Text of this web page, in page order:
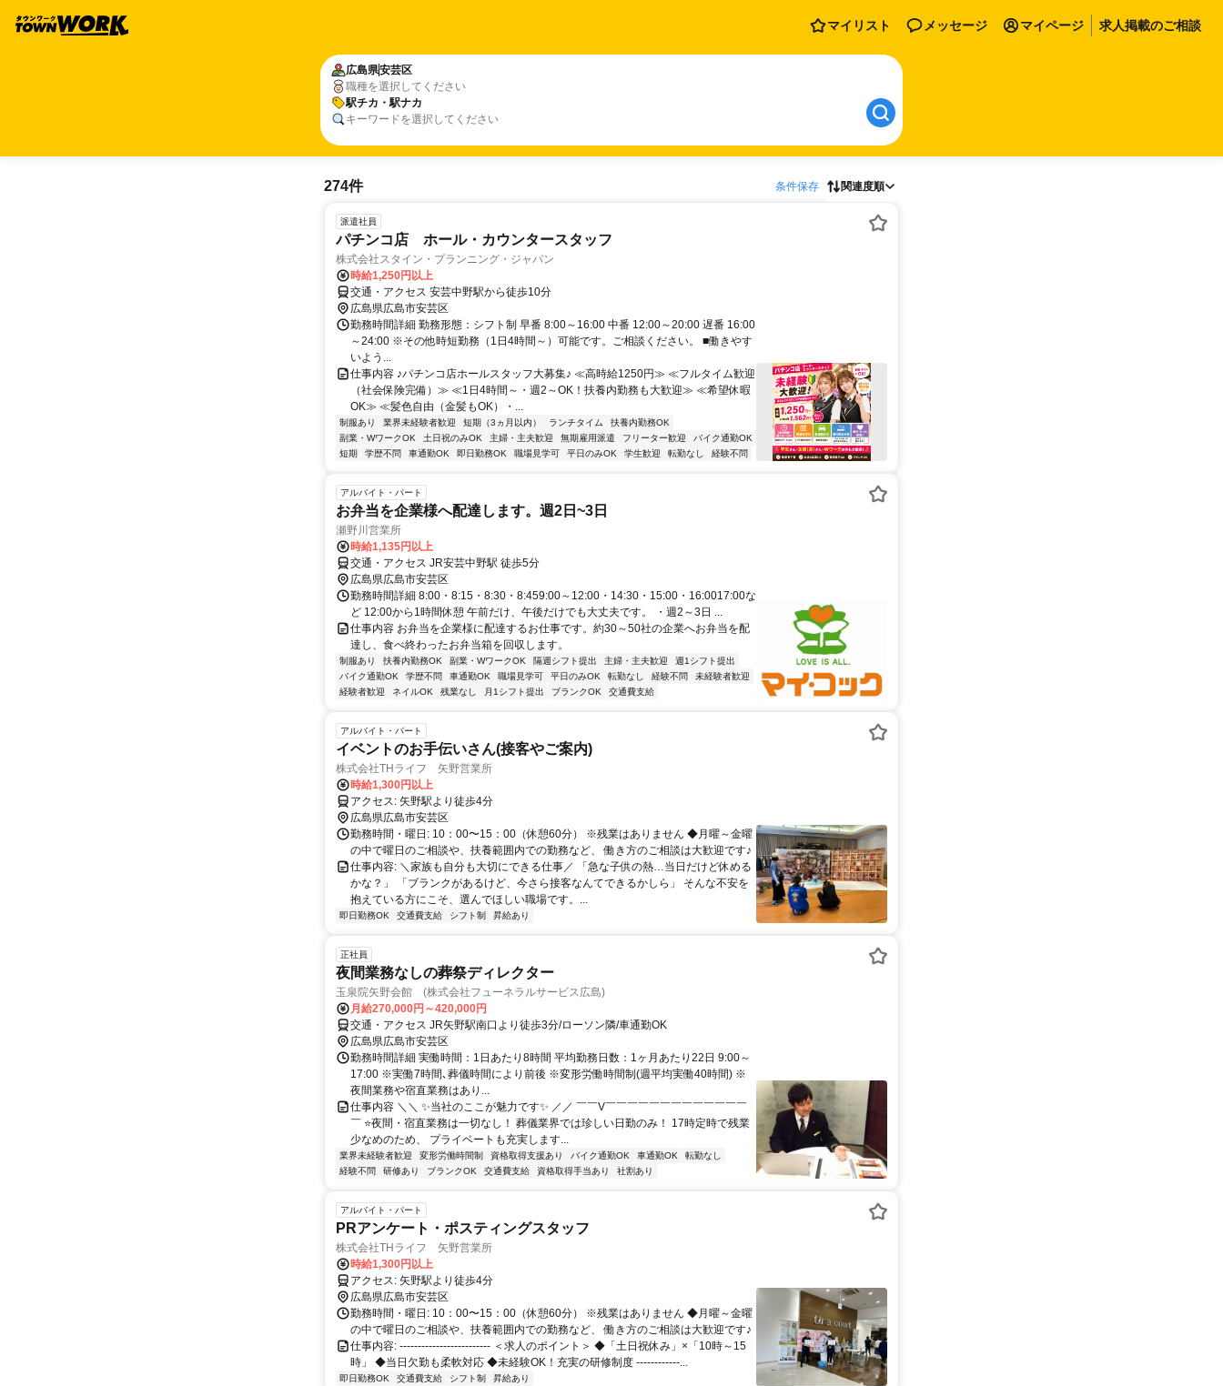
マイリスト メッセージ マイページ 求人掲載のご相談
広島県安芸区
職種を選択してください
駅チカ・駅ナカ
キーワードを選択してください
274件 条件保存 関連度順
派遣社員
パチンコ店 ホール・カウンタースタッフ
株式会社スタイン・プランニング・ジャパン
時給1,250円以上
交通・アクセス 安芸中野駅から徒歩10分
広島県広島市安芸区
勤務時間詳細 勤務形態：シフト制 早番 8:00～16:00 中番 12:00～20:00 遅番 16:00
～24:00 ※その他時短勤務（1日4時間～）可能です。ご相談ください。 ■働きやす
いよう...
仕事内容 ♪パチンコ店ホールスタッフ大募集♪ ≪高時給1250円≫ ≪フルタイム歓迎
（社会保険完備）≫ ≪1日4時間～・週2～OK！扶養内勤務も大歓迎≫ ≪希望休暇
OK≫ ≪髪色自由（金髪もOK）・...
制服あり 業界未経験者歓迎 短期（3ヵ月以内） ランチタイム
扶養内勤務OK
副業・WワークOK
土日祝のみOK 主婦・主夫歓迎 無期雇用派遣 フリーター歓迎
バイク通勤OK
短期
学歴不問 車通勤OK 即日勤務OK 職場見学可 平日のみOK 学生歓迎 転勤なし 経験不問
アルバイト・パート
お弁当を企業様へ配達します。週2日~3日
瀬野川営業所
時給1,135円以上
交通・アクセス JR安芸中野駅 徒歩5分
広島県広島市安芸区
勤務時間詳細 8:00・8:15・8:30・8:459:00～12:00・14:30・15:00・16:0017:00な
ど 12:00から1時間休憩 午前だけ、午後だけでも大丈夫です。 ・週2～3日 ...
仕事内容 お弁当を企業様に配達するお仕事です。約30～50社の企業へお弁当を配
達し、食べ終わったお弁当箱を回収します。
制服あり 扶養内勤務OK 副業・WワークOK 隔週シフト提出 主婦・主夫歓迎
週1シフト提出
バイク通勤OK
学歴不問 車通勤OK 職場見学可 平日のみOK 転勤なし 経験不問
未経験者歓迎
経験者歓迎
ネイルOK 残業なし 月1シフト提出 ブランクOK 交通費支給
アルバイト・パート
イベントのお手伝いさん(接客やご案内)
株式会社THライフ 矢野営業所
時給1,300円以上
アクセス: 矢野駅より徒歩4分
広島県広島市安芸区
勤務時間・曜日: 10：00〜15：00（休憩60分） ※残業はありません ◆月曜～金曜
の中で曜日のご相談や、扶養範囲内での勤務など、 働き方のご相談は大歓迎です♪
仕事内容: ＼家族も自分も大切にできる仕事／ 「急な子供の熱…当日だけど休める
かな？」 「ブランクがあるけど、今さら接客なんてできるかしら」 そんな不安を
抱えている方にこそ、選んでほしい職場です。...
即日勤務OK 交通費支給 シフト制 昇給あり
正社員
夜間業務なしの葬祭ディレクター
玉泉院矢野会館 (株式会社フューネラルサービス広島)
月給270,000円～420,000円
交通・アクセス JR矢野駅南口より徒歩3分/ローソン隣/車通勤OK
広島県広島市安芸区
勤務時間詳細 実働時間：1日あたり8時間 平均勤務日数：1ヶ月あたり22日 9:00～
17:00 ※実働7時間､葬儀時間により前後 ※変形労働時間制(週平均実働40時間) ※
夜間業務や宿直業務はあり...
仕事内容 ＼＼ ✨当社のここが魅力です✨ ／／ ￣￣V￣￣￣￣￣￣￣￣￣￣￣￣￣
￣ ⭐夜間・宿直業務は一切なし！ 葬儀業界では珍しい日勤のみ！ 17時定時で残業
少なめのため、 プライベートも充実します...
業界未経験者歓迎 変形労働時間制 資格取得支援あり バイク通勤OK 車通勤OK
転勤なし
経験不問
研修あり ブランクOK 交通費支給 資格取得手当あり 社割あり
アルバイト・パート
PRアンケート・ポスティングスタッフ
株式会社THライフ 矢野営業所
時給1,300円以上
アクセス: 矢野駅より徒歩4分
広島県広島市安芸区
勤務時間・曜日: 10：00〜15：00（休憩60分） ※残業はありません ◆月曜～金曜
の中で曜日のご相談や、扶養範囲内での勤務など、 働き方のご相談は大歓迎です♪
仕事内容: ------------------------- ＜求人のポイント＞ ◆「土日祝休み」×「10時～15
時」 ◆当日欠勤も柔軟対応 ◆未経験OK！充実の研修制度 ------------...
即日勤務OK 交通費支給 シフト制 昇給あり